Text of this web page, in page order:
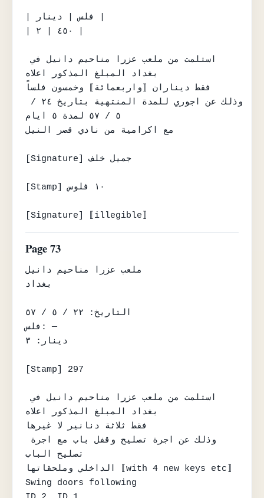
استلمت من ملعب عزرا مناحيم دانيل في
بغداد المبلغ المذكور اعلاه
فقط ديناران ⟦واربعمائة⟧ وخمسون فلساً
٥ / ٥٧ لمدة ٥ ايام
مع اكرامية من نادي قصر النيل
[Signature] جميل خلف
[Stamp] ١٠ فلوس
[Signature] ⟦illegible⟧
Page 73
ملعب عزرا مناحيم دانيل
بغداد
التاريخ: ٢٢ / ٥ / ٥٧
فلس: —
دينار: ٣
[Stamp] 297
استلمت من ملعب عزرا مناحيم دانيل في
بغداد المبلغ المذكور اعلاه
فقط ثلاثة دنانير لا غيرها
تصليح الباب
الداخلي وملحقاتها ⟦with 4 new keys etc⟧
Swing doors following